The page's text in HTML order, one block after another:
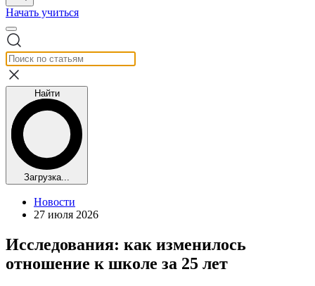
Начать учиться
Найти
Загрузка...
Новости
27 июля 2026
Исследования: как изменилось
отношение к школе за 25 лет